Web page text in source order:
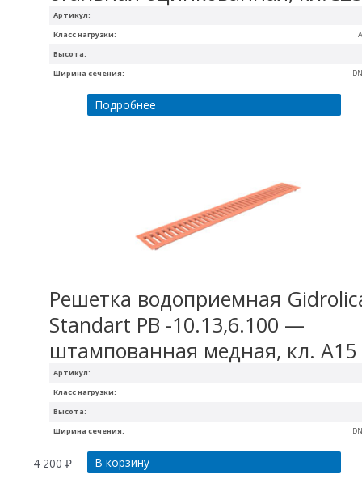
Артикул:
Ширина сечения:
Высота:
Класс нагрузки:
Подробнее
Артикул:
Ширина сечения:
Высота:
Класс нагрузки:
Решетка водоприемная
Standart РВ -10.13,6.100 —
штампованная медная, кл. А15
4 200₽ В корзину